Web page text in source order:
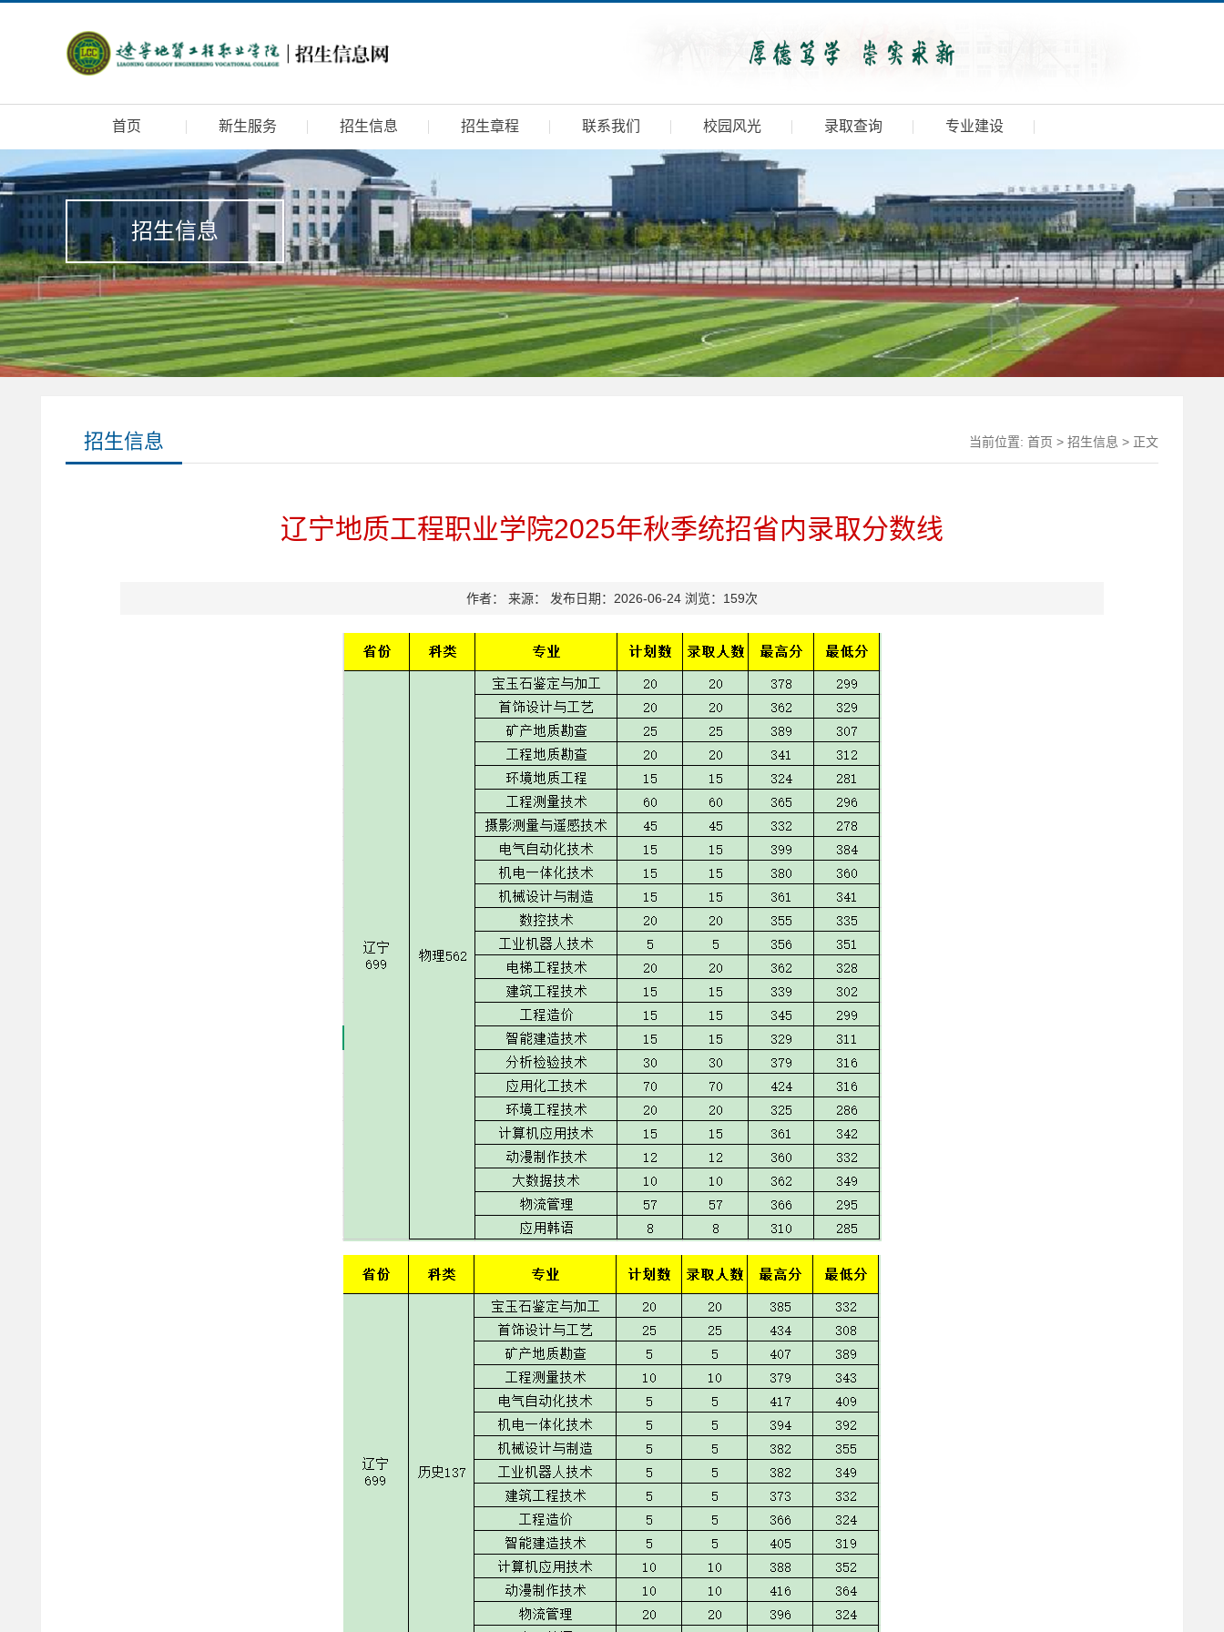
首页 新生服务 招生信息 招生章程 联系我们 校园风光 录取查询 专业建设
招生信息
招生信息 当前位置: 首页 > 招生信息 > 正文
辽宁地质工程职业学院2025年秋季统招省内录取分数线
作者： 来源： 发布日期：2026-06-24 浏览： 159次